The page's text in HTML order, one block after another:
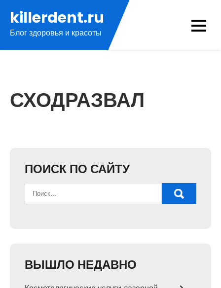
содержимому
killerdent.ru
Блог здоровья и красоты
СХОДРАЗВАЛ
ПОИСК ПО САЙТУ
ВЫШЛО НЕДАВНО